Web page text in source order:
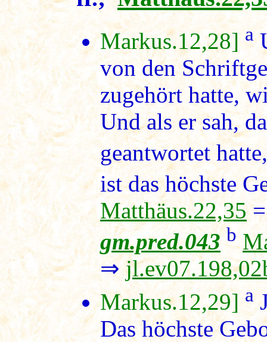
Markus.12,28] a
von den
zugehört hatte,
Und als er sah,
geantwortet
ist das höchste
Matthäus.22,35
gm.pred.043 b
⇒
Markus.12,29] a
Das höchste